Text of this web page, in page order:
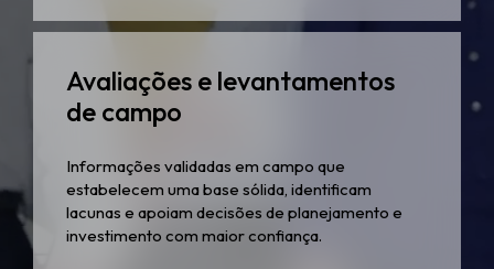
Avaliações e levantamentos
de campo
Informações validadas em campo que
estabelecem uma base sólida, identificam
lacunas e apoiam decisões de planejamento e
investimento com maior confiança.